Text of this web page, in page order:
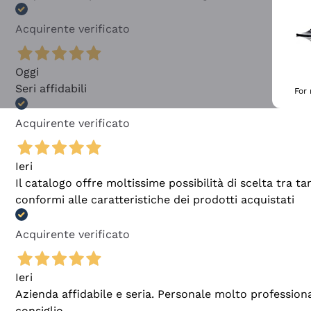
Acquirente verificato
Oggi
Seri affidabili
Acquirente verificato
Ieri
Il catalogo offre moltissime possibilità di scelta tra
conformi alle caratteristiche dei prodotti acquistati
Acquirente verificato
Ieri
Azienda affidabile e seria. Personale molto
For